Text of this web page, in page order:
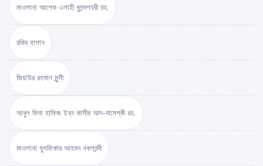
মাওলানা আশেক এলাহী বুলন্দশহরী রহ.
রকিব হাসান
জিয়াউর রহমান মুন্সী
আবুল ফিদা হাফিজ ইব্‌ন কাসীর আদ-দামেশ্‌কী রহ.
মাওলানা যুলফিকার আহমদ নকশবন্দী